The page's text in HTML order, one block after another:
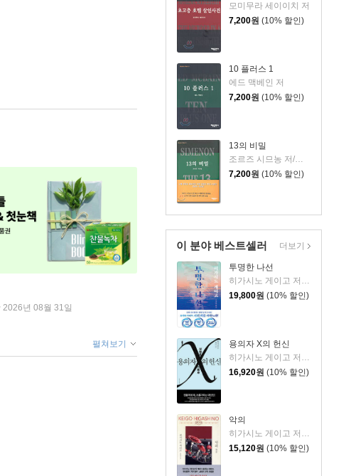
모미무라 세이이치 저
7,200원 (10% 할인)
10 플러스 1
에드 맥베인 저
7,200원 (10% 할인)
13의 비밀
7,200원 (10% 할인)
이 분야 베스트셀러
투명한 나선
히가시노 게이고 저/김선영 역
19,800원 (10% 할인)
용의자 X의 헌신
히가시노 게이고 저/양억관 역
16,920원 (10% 할인)
악의
히가시노 게이고 저/양윤옥 역
15,120원 (10% 할인)
더보기
년 08월 31일
펼쳐보기